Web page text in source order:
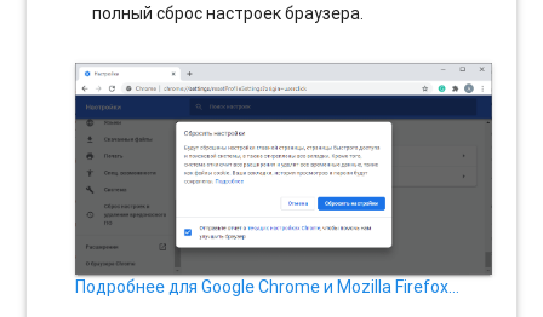
полный сброс настроек браузера.
Подробнее для Google Chrome и Mozilla Firefox…